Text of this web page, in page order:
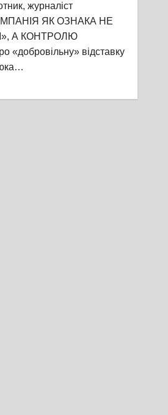
журналіст
ЯК ОЗНАКА НЕ
А КОНТРОЛЮ
відставку